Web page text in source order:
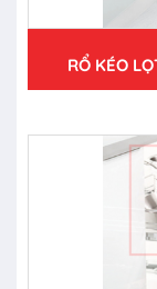
RỔ KÉO